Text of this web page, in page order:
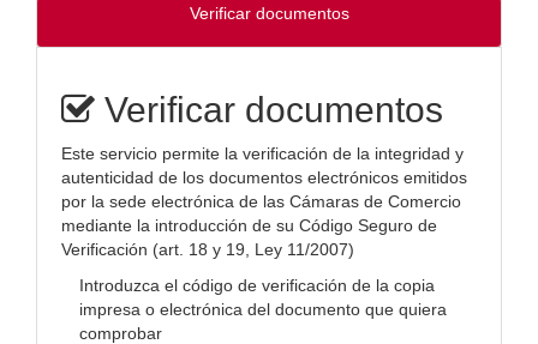
Verificar documentos
Verificar documentos
Este servicio permite la verificación de la integridad y
autenticidad de los documentos electrónicos emitidos
por la sede electrónica de las Cámaras de Comercio
mediante la introducción de su Código Seguro de
Verificación (art. 18 y 19, Ley 11/2007)
Introduzca el código de verificación de la copia
impresa o electrónica del documento que quiera
comprobar